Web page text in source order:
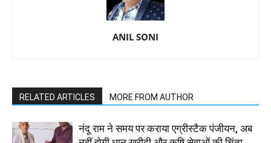
ANIL SONI
RELATED ARTICLES MORE FROM AUTHOR
नंदू राम ने समय पर कराया एग्रीस्टैक पंजीयन, अब